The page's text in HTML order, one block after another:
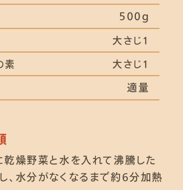
500g
大さじ１
素
大さじ１
適量
乾燥野菜と水を入れて沸騰した
、水分がなくなるまで約6分加熱